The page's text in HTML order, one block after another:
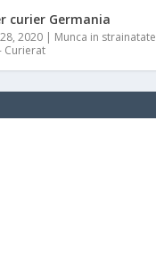
curier Germania
2020 | Munca in strainatate
Curierat